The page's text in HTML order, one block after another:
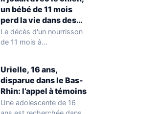
aggravation. Les autorités
sanitaires…
un bébé de 11 mois
perd la vie dans des
circonstances
horribles
Le décès d'un nourrisson
de 11 mois à
profondément…
Urielle, 16 ans,
disparue dans le Bas-
Rhin: l’appel à témoins
Une adolescente de 16